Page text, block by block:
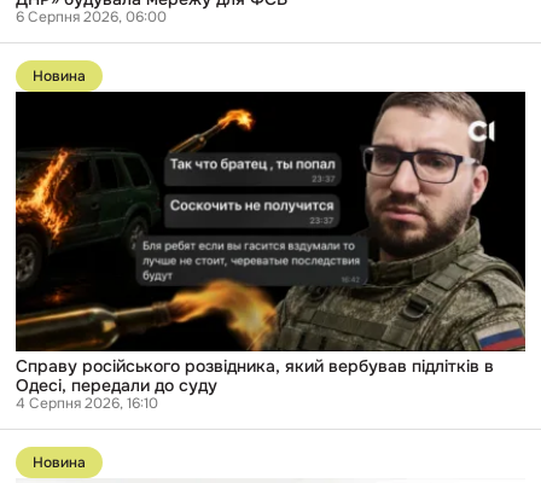
6 Серпня 2026, 06:00
Перейти
до
публікації
розвідника,
який
вербував
підлітків
Одесі,
передали
до
Новина
Справу російського розвідника, який вербував підлітків в
Одесі, передали до суду
4 Серпня 2026, 16:10
Перейти
до
публікації
Новина